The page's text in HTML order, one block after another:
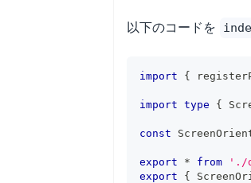
以下のコードを
import {
import type {
const
export * from './
export
{